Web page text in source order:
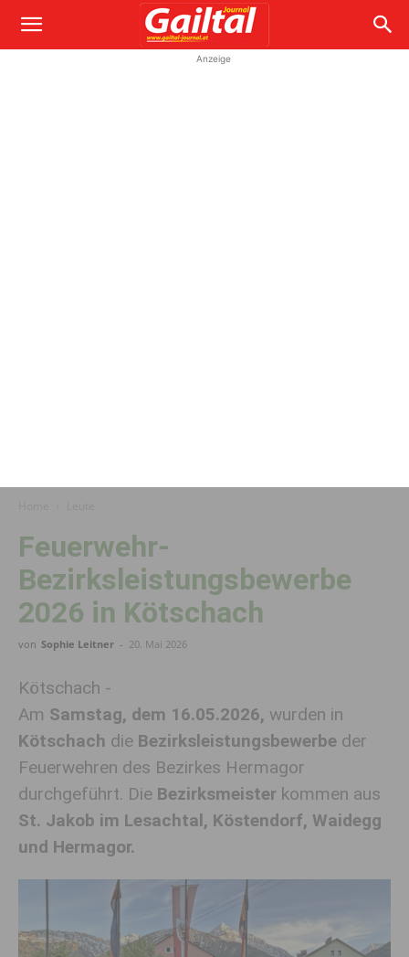
Anzeige
Feuerwehr-
Bezirksleistungsbewerbe
2026 in Kötschach
von Sophie Leitner - 20. Mai 2026
Kötschach -
Am Samstag, dem 16.05.2026, wurden in
Kötschach die Bezirksleistungsbewerbe der
Feuerwehren des Bezirkes Hermagor
durchgeführt. Die Bezirksmeister kommen aus
St. Jakob im Lesachtal, Köstendorf, Waidegg
und Hermagor.